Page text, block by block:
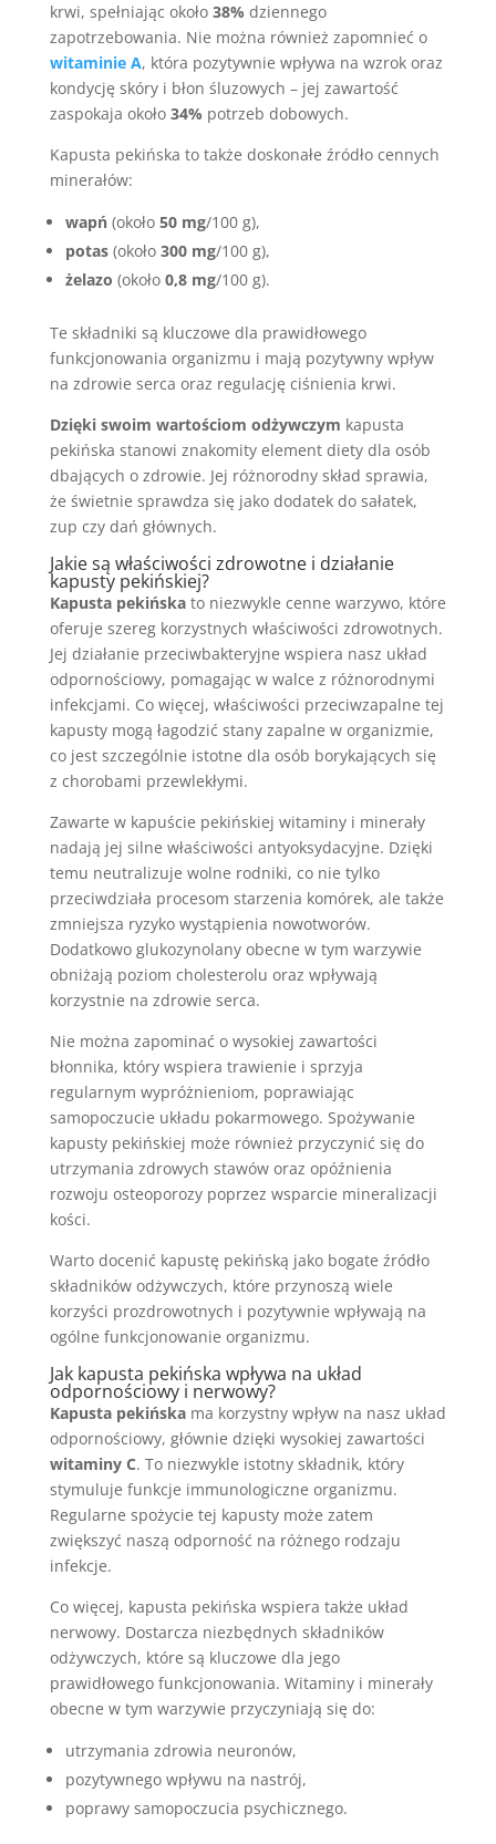
krwi, spełniając około 38% dziennego
zapotrzebowania. Nie można również zapomnieć o
witaminie A, która pozytywnie wpływa na wzrok oraz
kondycję skóry i błon śluzowych – jej zawartość
zaspokaja około 34% potrzeb dobowych.
Kapusta pekińska to także doskonałe źródło cennych
minerałów:
wapń(około 50 mg/100 g),
potas(około 300 mg/100 g),
żelazo (około 0,8 mg/100 g).
Te składniki są kluczowe dla prawidłowego
funkcjonowania organizmu i mają pozytywny wpływ
na zdrowie serca oraz regulację ciśnienia krwi.
Dzięki swoim wartościom odżywczym kapusta
pekińska stanowi znakomity element diety dla osób
dbających o zdrowie. Jej różnorodny skład sprawia,
że świetnie sprawdza się jako dodatek do sałatek,
zup czy dań głównych.
Jakie są właściwości zdrowotne i działanie
kapusty pekińskiej?
Kapusta pekińskato niezwykle cenne warzywo, które
oferuje szereg korzystnych właściwości zdrowotnych.
Jej działanie przeciwbakteryjne wspiera nasz układ
odpornościowy, pomagając w walce z różnorodnymi
infekcjami. Co więcej, właściwości przeciwzapalne tej
kapusty mogą łagodzić stany zapalne w organizmie,
co jest szczególnie istotne dla osób borykających się
z chorobami przewlekłymi.
Zawarte w kapuście pekińskiej witaminy i minerały
nadają jej silne właściwości antyoksydacyjne. Dzięki
temu neutralizuje wolne rodniki, co nie tylko
przeciwdziała procesom starzenia komórek, ale także
zmniejsza ryzyko wystąpienia nowotworów.
Dodatkowo glukozynolany obecne w tym warzywie
obniżają poziom cholesterolu oraz wpływają
korzystnie na zdrowie serca.
Nie można zapominać o wysokiej zawartości
błonnika, który wspiera trawienie i sprzyja
regularnym wypróżnieniom, poprawiając
samopoczucie układu pokarmowego. Spożywanie
kapusty pekińskiej może również przyczynić się do
utrzymania zdrowych stawów oraz opóźnienia
rozwoju osteoporozy poprzez wsparcie mineralizacji
kości.
Warto docenić kapustę pekińską jako bogate źródło
składników odżywczych, które przynoszą wiele
korzyści prozdrowotnych i pozytywnie wpływają na
ogólne funkcjonowanie organizmu.
Jak kapusta pekińska wpływa na układ
odpornościowy i nerwowy?
Kapusta pekińskama korzystny wpływ na nasz układ
odpornościowy, głównie dzięki wysokiej zawartości
witaminy C. To niezwykle istotny składnik, który
stymuluje funkcje immunologiczne organizmu.
Regularne spożycie tej kapusty może zatem
zwiększyć naszą odporność na różnego rodzaju
infekcje.
Co więcej, kapusta pekińska wspiera także układ
nerwowy. Dostarcza niezbędnych składników
odżywczych, które są kluczowe dla jego
prawidłowego funkcjonowania. Witaminy i minerały
obecne w tym warzywie przyczyniają się do:
utrzymania zdrowia neuronów,
pozytywnego wpływu na nastrój,
poprawy samopoczucia psychicznego.